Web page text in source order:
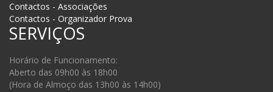
Contactos - Associações
Contactos - Organizador Prova
SERVIÇOS
Horário de Funcionamento:
Aberto das 09h00 às 18h00
(Hora de Almoço das 13h00 às 14h00)